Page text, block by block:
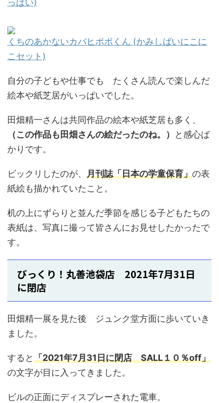
っぱい)
くちのあかないカバヒポポくん (かみしばいにこに
こセット)
自分の子どもや仕事でも たくさん読んで楽しんだ
絵本や紙芝居がいっぱいでした。
田畑精一さんは共同作品の絵本や紙芝居も多く、
（この作品も田畑さんの絵だったのね。）
と感心ば
かりです。
ビックリしたのが、 月刊誌「日本の学童保育」の表
紙絵も描かれていたこと。
机の上にずらりと並んだ季節を感じる子どもたちの
表紙は、写真に撮って皆さんにお見せしたかったで
す。
びっくり！丸善池袋店 2021年7月31日
に閉店
田畑精一展を見た後 ジュンク堂方面に歩いていき
ました。
すると「2021年7月31日に閉店 SALL１０％off」
の文字が目に入ってきました。
ビルの正面にディスプレーされた電車。